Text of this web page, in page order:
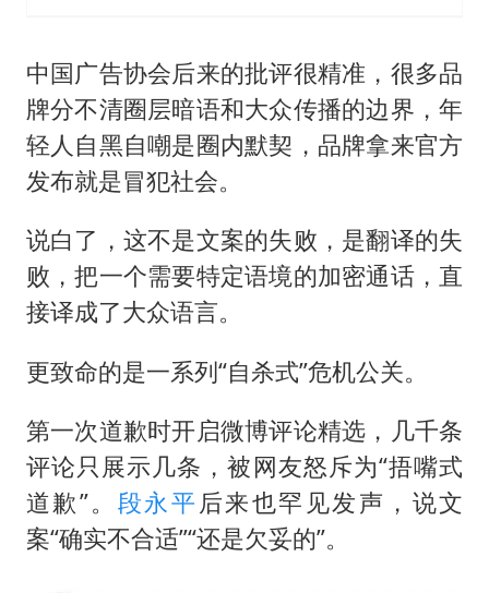
中国广告协会后来的批评很精准，很多品
牌分不清圈层暗语和大众传播的边界，年
轻人自黑自嘲是圈内默契，品牌拿来官方
发布就是冒犯社会。
说白了，这不是文案的失败，是翻译的失
败，把一个需要特定语境的加密通话，直
接译成了大众语言。
更致命的是一系列“自杀式”危机公关。
第一次道歉时开启微博评论精选，几千条
评论只展示几条，被网友怒斥为“捂嘴式
道歉”。 段永平 后来也罕见发声，说文
案“确实不合适”“还是欠妥的”。